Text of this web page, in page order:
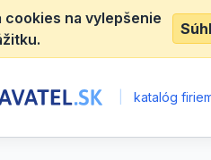
cookies na vylepšenie
katalóg